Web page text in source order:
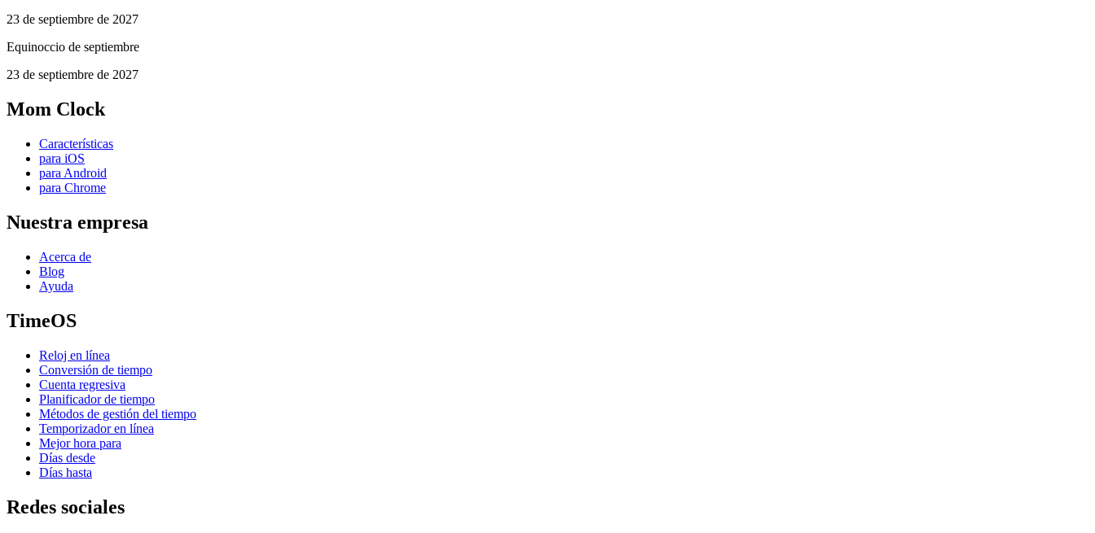
23 de septiembre de 2027
Equinoccio de septiembre
23 de septiembre de 2027
Mom Clock
Características
para iOS
para Android
para Chrome
Nuestra empresa
Acerca de
Blog
Ayuda
TimeOS
Reloj en línea
Conversión de tiempo
Cuenta regresiva
Planificador de tiempo
Métodos de gestión del tiempo
Temporizador en línea
Mejor hora para
Días desde
Días hasta
Redes sociales